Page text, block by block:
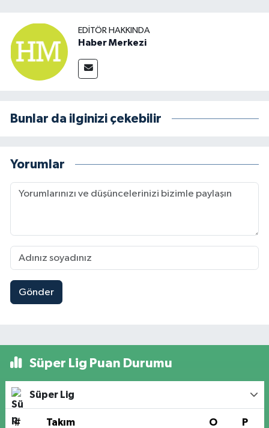
EDITÖR HAKKINDA
Haber Merkezi
Bunlar da ilginizi çekebilir
Yorumlar
Gönder
Süper Lig Puan Durumu
Süper Lig
# Takım O P